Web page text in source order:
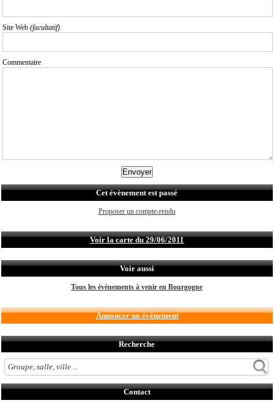
Site Web (facultatif)
Commentaire
Cet évènement est passé
Proposer un compte-rendu
Voir la carte du 29/06/2011
Voir aussi
Tous les évènements à venir en Bourgogne
Annoncer un évènement
Recherche
Contact